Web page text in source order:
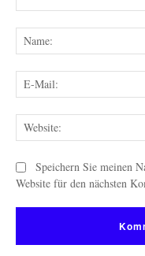
Speichern Sie meinen
Website für den nächsten